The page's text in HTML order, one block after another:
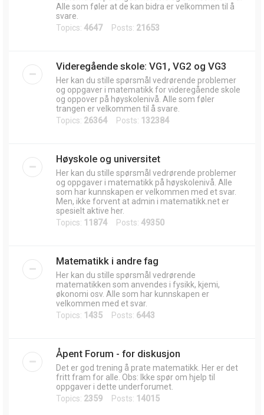
Alle som føler at de kan bidra er velkommen til å
svare.
Topics: 4647Posts: 21653
Videregående skole: VG1, VG2 og VG3
Her kan du stille spørsmål vedrørende problemer
og oppgaver i matematikk for videregående skole
og oppover på høyskolenivå. Alle som føler
trangen er velkommen til å svare.
Topics: 26364 Posts: 132384
Høyskole og universitet
Her kan du stille spørsmål vedrørende problemer
og oppgaver i matematikk på høyskolenivå. Alle
som har kunnskapen er velkommen med et svar.
Men, ikke forvent at admin i matematikk.net er
spesielt aktive her.
Topics: 11874 Posts: 49350
Matematikk i andre fag
Her kan du stille spørsmål vedrørende
matematikken som anvendes i fysikk, kjemi,
økonomi osv. Alle som har kunnskapen er
velkommen med et svar.
Topics: 1435 Posts: 6443
Åpent Forum - for diskusjon
Det er god trening å prate matematikk. Her er det
fritt fram for alle. Obs: Ikke spør om hjelp til
oppgaver i dette underforumet.
Topics: 2359 Posts: 14015